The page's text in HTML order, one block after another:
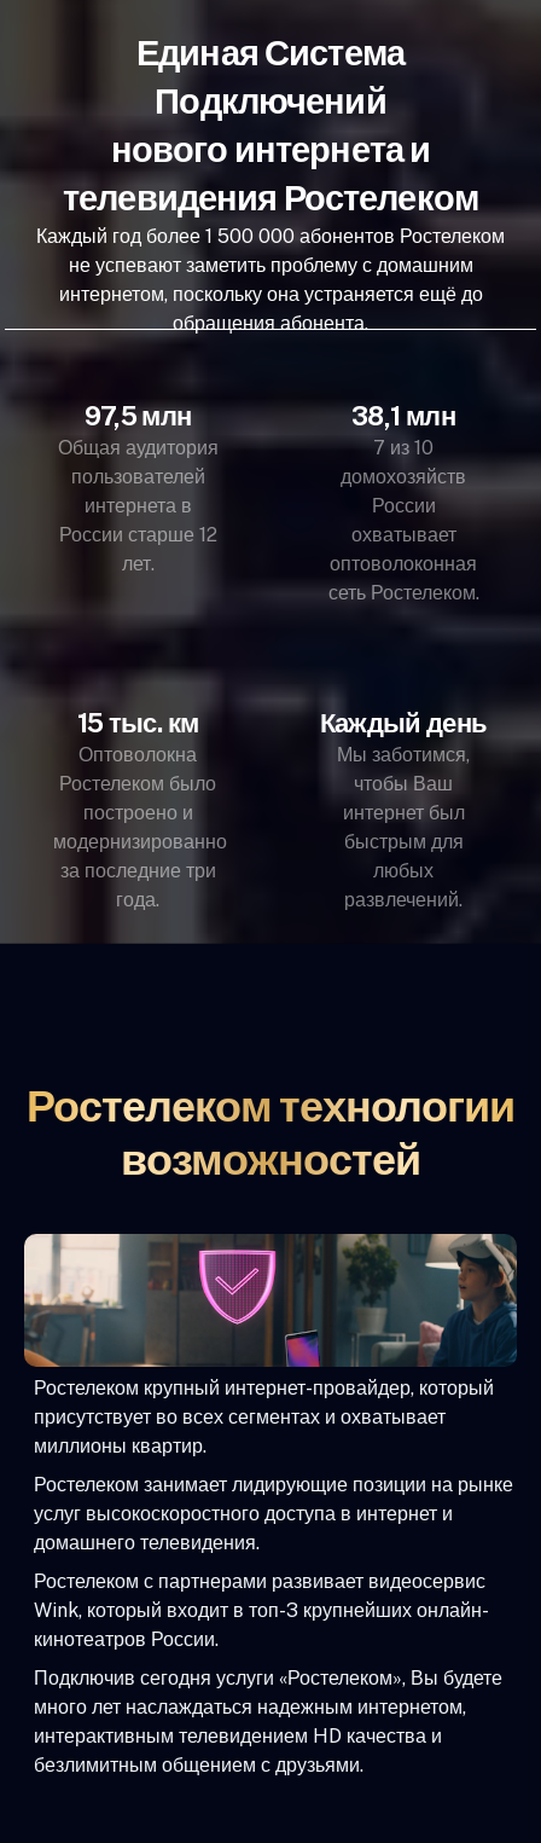
Единая Система
Подключений
нового интернета и
телевидения Ростелеком
Каждый год более 1 500 000 абонентов Ростелеком
не успевают заметить проблему с домашним
интернетом, поскольку она устраняется ещё до
обращения абонента.
97,5 млн
Общая аудитория
пользователей
интернета в
России старше 12
лет.
38,1 млн
7 из 10
домохозяйств
России
охватывает
оптоволоконная
сеть Ростелеком.
15 тыс. км
Оптоволокна
Ростелеком было
построено и
модернизированно
за последние три
года.
Каждый день
Мы заботимся,
чтобы Ваш
интернет был
быстрым для
любых
развлечений.
Ростелеком технологии
возможностей
Ростелеком крупный интернет-провайдер, который
присутствует во всех сегментах и охватывает
миллионы квартир.
Ростелеком занимает лидирующие позиции на рынке
услуг высокоскоростного доступа в интернет и
домашнего телевидения.
Ростелеком с партнерами развивает видеосервис
Wink, который входит в топ-3 крупнейших онлайн-
кинотеатров России.
Подключив сегодня услуги «Ростелеком», Вы будете
много лет наслаждаться надежным интернетом,
интерактивным телевидением HD качества и
безлимитным общением с друзьями.